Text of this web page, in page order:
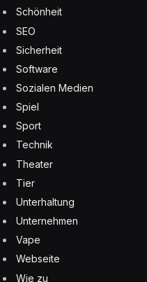
Schönheit
SEO
Sicherheit
Software
Sozialen Medien
Spiel
Sport
Technik
Theater
Tier
Unterhaltung
Unternehmen
Vape
Webseite
Wie zu